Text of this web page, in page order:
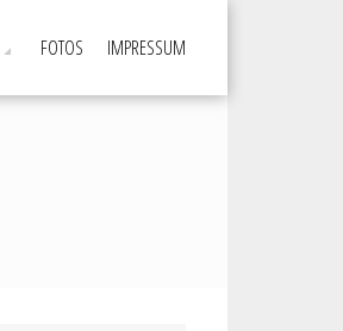
FOTOS IMPRESSUM